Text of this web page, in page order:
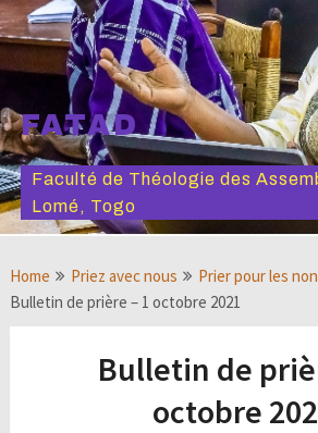
FATAD
Faculté de Théologie des
Lomé, Togo
Home Priez avec nous
Prier pour les
Bulletin de prière – 1 octobre 2021
Bulletin de
octobre